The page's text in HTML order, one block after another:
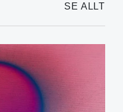
SE ALLT